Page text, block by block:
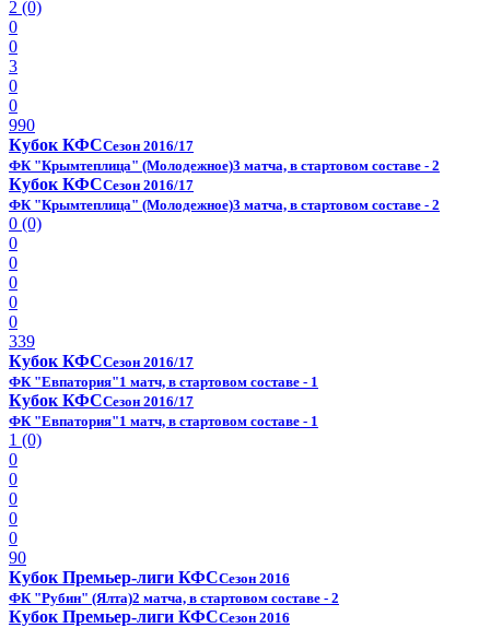
2 (0)
0
0
3
0
0
990
Кубок КФССезон 2016/17
ФК "Крымтеплица" (Молодежное)3 матча, в стартовом составе - 2
Кубок КФССезон 2016/17
ФК "Крымтеплица" (Молодежное)3 матча, в стартовом составе - 2
0 (0)
0
0
0
0
0
339
Кубок КФССезон 2016/17
ФК "Евпатория"1 матч, в стартовом составе - 1
Кубок КФССезон 2016/17
ФК "Евпатория"1 матч, в стартовом составе - 1
1 (0)
0
0
0
0
0
90
Кубок Премьер-лиги КФССезон 2016
ФК "Рубин" (Ялта)2 матча, в стартовом составе - 2
Кубок Премьер-лиги КФССезон 2016